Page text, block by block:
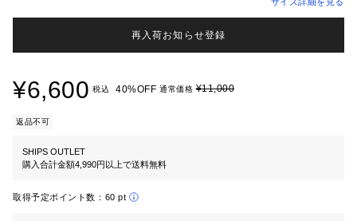
再入荷お知らせ登録
¥6,600 税込 40%OFF 通常価格¥11,000
返品不可
SHIPS OUTLET
購入合計金額4,990円以上で送料無料
取得予定ポイント数： 60 pt